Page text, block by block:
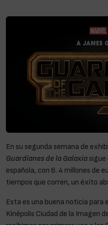
En su segunda semana de
Guardianes de la Galaxia sigue
española, con 6. 4 millones de
tiempos que corren, un éxito
Esta es una buena noticia para
Kinépolis Ciudad de la Imagen